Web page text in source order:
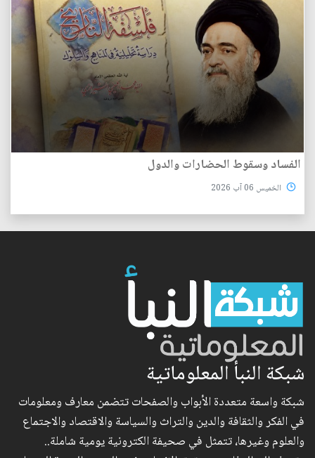
الفساد وسقوط الحضارات والدول
الخميس 06 آب 2026
شبكة النبأ المعلوماتية
شبكة واسعة متعددة الأبواب والصفحات تتضمن معارف ومعلومات
في الفكر والثقافة والدين والتراث والسياسة والاقتصاد والاجتماع
والعلوم وغيرها، تتمثل في صحيفة الكترونية يومية شاملة..